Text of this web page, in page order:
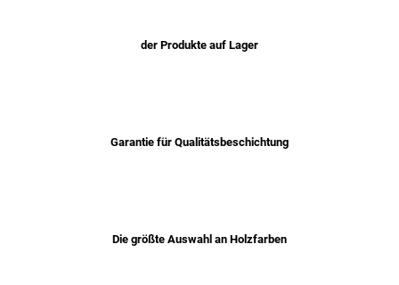
der Produkte auf Lager
Garantie für Qualitätsbeschichtung
Die größte Auswahl an Holzfarben